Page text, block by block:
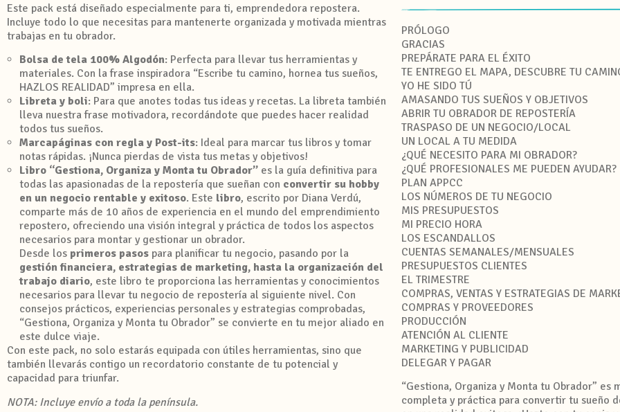
Este pack está diseñado especialmente para ti, emprendedora repostera.
Incluye todo lo que necesitas para mantenerte organizada y motivada mientras
trabajas en tu obrador.
Bolsa de tela 100% Algodón: Perfecta para llevar tus herramientas y
materiales. Con la frase inspiradora “Escribe tu camino, hornea tus sueños,
HAZLOS REALIDAD” impresa en ella.
Libreta y boli: Para que anotes todas tus ideas y recetas. La libreta también
lleva nuestra frase motivadora, recordándote que puedes hacer realidad
todos tus sueños.
Marcapáginas con regla y Post-its: Ideal para marcar tus libros y tomar
notas rápidas. ¡Nunca pierdas de vista tus metas y objetivos!
Libro “Gestiona, Organiza y Monta tu Obrador”es la guía definitiva para
todas las apasionadas de la repostería que sueñan con convertir su hobby
en un negocio rentable y exitoso. Este libro, escrito por Diana Verdú,
comparte más de 10 años de experiencia en el mundo del emprendimiento
repostero, ofreciendo una visión integral y práctica de todos los aspectos
necesarios para montar y gestionar un obrador.
Desde los primeros pasospara planificar tu negocio, pasando por la
gestión financiera, estrategias de marketing, hasta la organización del
trabajo diario, este libro te proporciona las herramientas y conocimientos
necesarios para llevar tu negocio de repostería al siguiente nivel. Con
consejos prácticos, experiencias personales y estrategias comprobadas,
“Gestiona, Organiza y Monta tu Obrador” se convierte en tu mejor aliado en
este dulce viaje.
Con este pack, no solo estarás equipada con útiles herramientas, sino que
también llevarás contigo un recordatorio constante de tu potencial y
capacidad para triunfar.
NOTA: Incluye envío a toda la península.
PRÓLOGO
GRACIAS
PREPÁRATE PARA EL ÉXITO
TE ENTREGO EL MAPA, DESCUBRE TU
YO HE SIDO TÚ
AMASANDO TUS SUEÑOS Y OBJETIVOS
ABRIR TU OBRADOR DE REPOSTERÍA
TRASPASO DE UN NEGOCIO/LOCAL
UN LOCAL A TU MEDIDA
¿QUÉ NECESITO PARA MI OBRADOR?
¿QUÉ PROFESIONALES ME PUEDEN AYUDAR?
PLAN APPCC
LOS NÚMEROS DE TU NEGOCIO
MIS PRESUPUESTOS
MI PRECIO HORA
LOS ESCANDALLOS
CUENTAS SEMANALES/MENSUALES
PRESUPUESTOS CLIENTES
EL TRIMESTRE
COMPRAS, VENTAS Y ESTRATEGIAS DE
COMPRAS Y PROVEEDORES
PRODUCCIÓN
ATENCIÓN AL CLIENTE
MARKETING Y PUBLICIDAD
DELEGAR Y PAGAR
“Gestiona, Organiza y Monta tu Obrador” es
completa y práctica para convertir tu sueño